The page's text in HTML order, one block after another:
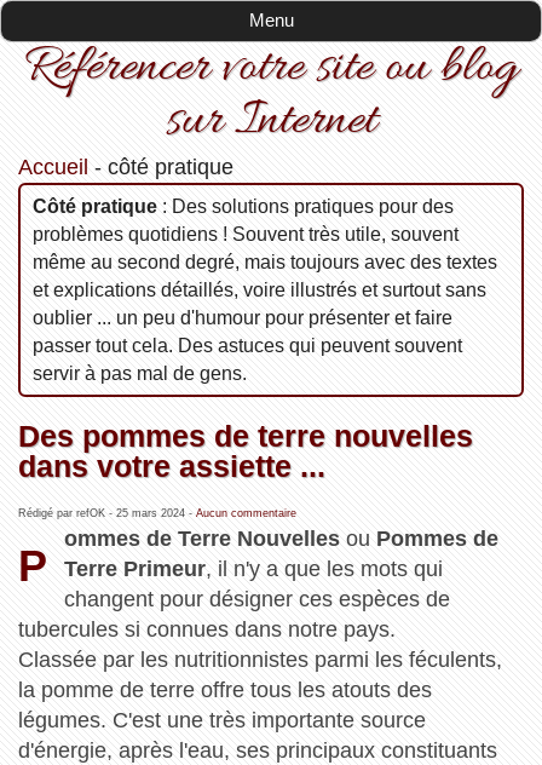
Menu
Référencer votre site ou blog
sur Internet
Accueil - côté pratique
côté pratique: Des solutions pratiques pour des
problèmes quotidiens ! Souvent très utile, souvent
même au second degré, mais toujours avec des textes
et explications détaillés, voire illustrés et surtout sans
oublier ... un peu d'humour pour présenter et faire
passer tout cela. Des astuces qui peuvent souvent
servir à pas mal de gens.
Des pommes de terre nouvelles
dans votre assiette ...
Rédigé par refOK - 25 mars 2024- Aucun commentaire
P
ommes de Terre Nouvelles ou Pommes de
Terre Primeur, il n'y a que les mots qui
changent pour désigner ces espèces de
tubercules si connues dans notre pays.
Classée par les nutritionnistes parmi les féculents,
la pomme de terre offre tous les atouts des
légumes. C'est une très importante source
d'énergie, après l'eau, ses principaux constituants